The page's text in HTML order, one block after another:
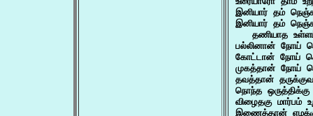
இனியார் தம்
இனியார் தம்
தணியாத
பல்லினான் நோய்
கோட்டான் நோய்
முகத்தான் நோய்
தவத்தான்
நொந்த
விழைதகு
இணைத்தான்